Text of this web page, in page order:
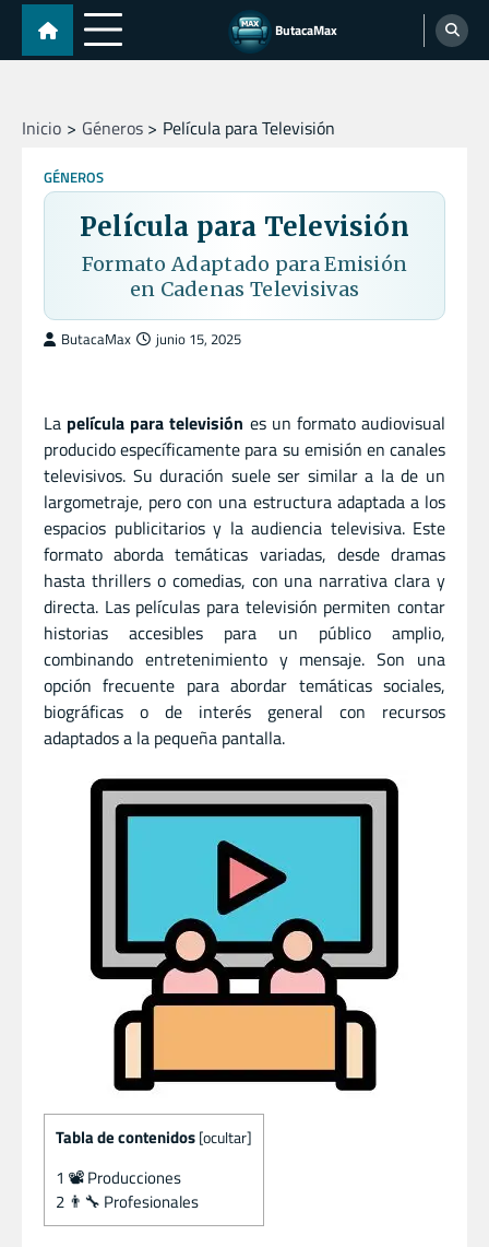
Skip
content
ButacaMax
Inicio Géneros Película para Televisión
GÉNEROS
Película para Televisión
Formato Adaptado para Emisión
en Cadenas Televisivas
ButacaMax junio 15, 2025
La película para televisión es un formato audiovisual
producido específicamente para su emisión en canales
televisivos. Su duración suele ser similar a la de un
largometraje, pero con una estructura adaptada a los
espacios publicitarios y la audiencia televisiva. Este
formato aborda temáticas variadas, desde dramas
hasta thrillers o comedias, con una narrativa clara y
directa. Las películas para televisión permiten contar
historias accesibles para un público amplio,
combinando entretenimiento y mensaje. Son una
opción frecuente para abordar temáticas sociales,
biográficas o de interés general con recursos
adaptados a la pequeña pantalla.
Tabla de contenidos [ocultar]
1 📽️ Producciones
2 👨‍🔧 Profesionales